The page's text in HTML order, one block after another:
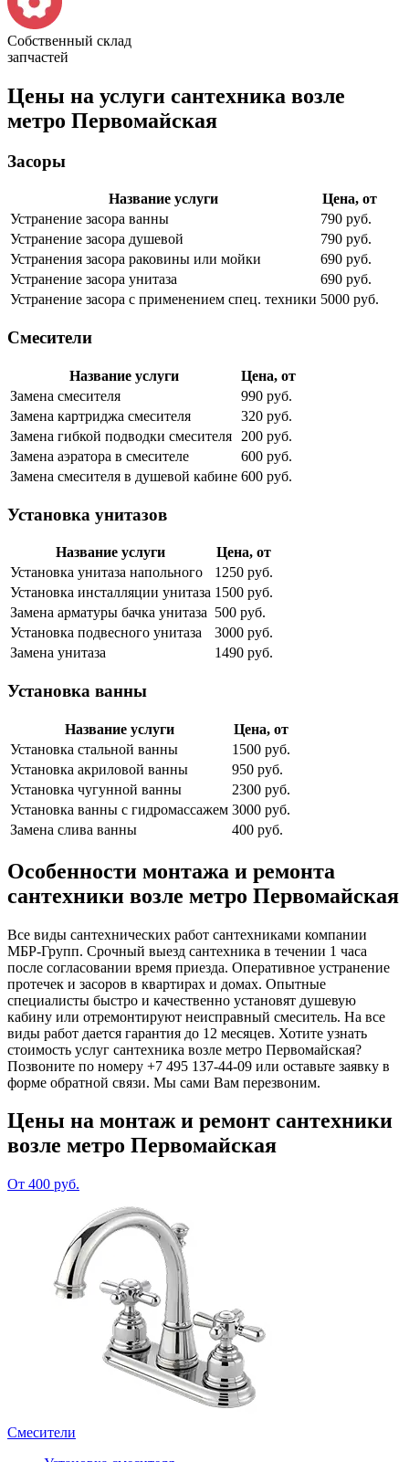
Собственный склад
запчастей
Цены на услуги сантехника возле
метро Первомайская
Засоры
Название услуги
Цена, от
Устранение засора ванны
790 руб.
Устранение засора душевой
790 руб.
Устранения засора раковины или мойки
690 руб.
Устранение засора унитаза
690 руб.
Устранение засора с применением спец. техники 5000 руб.
Смесители
Название услуги
Цена, от
Замена смесителя
990 руб.
Замена картриджа смесителя
320 руб.
Замена гибкой подводки смесителя
200 руб.
Замена аэратора в смесителе
600 руб.
Замена смесителя в душевой кабине 600 руб.
Установка унитазов
Название услуги
Цена, от
Установка унитаза напольного
1250 руб.
Установка инсталляции унитаза 1500 руб.
Замена арматуры бачка унитаза 500 руб.
Установка подвесного унитаза
3000 руб.
Замена унитаза
1490 руб.
Установка ванны
Название услуги
Цена, от
Установка стальной ванны
1500 руб.
Установка акриловой ванны
950 руб.
Установка чугунной ванны
2300 руб.
Установка ванны с гидромассажем 3000 руб.
Замена слива ванны
400 руб.
Особенности монтажа и ремонта
сантехники возле метро Первомайская
Все виды сантехнических работ сантехниками компании
МБР-Групп. Срочный выезд сантехника в течении 1 часа
после согласовании время приезда. Оперативное устранение
протечек и засоров в квартирах и домах. Опытные
специалисты быстро и качественно установят душевую
кабину или отремонтируют неисправный смеситель. На все
виды работ дается гарантия до 12 месяцев. Хотите узнать
стоимость услуг сантехника возле метро Первомайская?
Позвоните по номеру +7 495 137-44-09 или оставьте заявку в
форме обратной связи. Мы сами Вам перезвоним.
Цены на монтаж и ремонт сантехники
возле метро Первомайская
От 400 руб.
Смесители